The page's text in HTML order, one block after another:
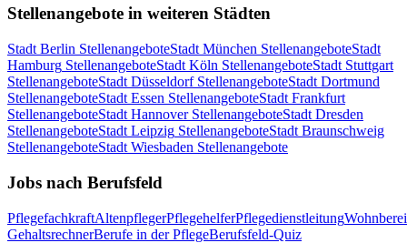
Stellenangebote in weiteren Städten
Stadt Berlin StellenangeboteStadt München StellenangeboteStadt
Hamburg StellenangeboteStadt Köln StellenangeboteStadt Stuttgart
StellenangeboteStadt DüsseldorfStellenangeboteStadt Dortmund
StellenangeboteStadt Essen StellenangeboteStadt Frankfurt
StellenangeboteStadt HannoverStellenangeboteStadt Dresden
StellenangeboteStadt Leipzig StellenangeboteStadt Braunschweig
StellenangeboteStadt Wiesbaden Stellenangebote
Jobs nach Berufsfeld
PflegefachkraftAltenpflegerPflegehelferPflegedienstleitung
GehaltsrechnerBerufe in der PflegeBerufsfeld-Quiz